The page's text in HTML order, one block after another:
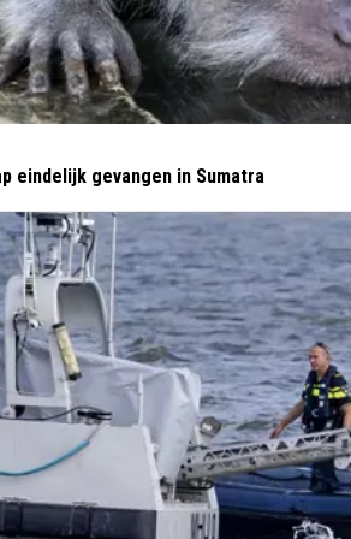
eindelijk gevangen in Sumatra